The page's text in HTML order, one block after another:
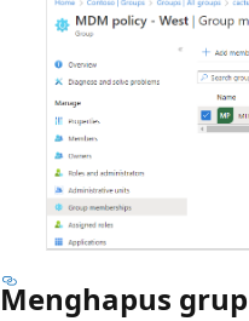
Menghapus grup